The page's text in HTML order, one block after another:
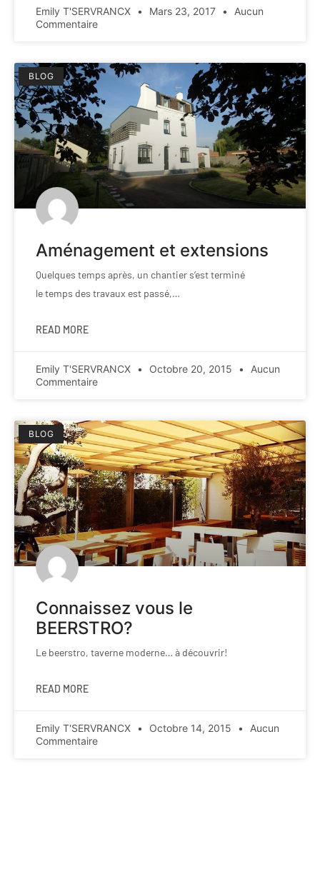
Emily T'SERVRANCX Mars 23, 2017
Aucun
Commentaire
BLOG
Aménagement et extensions
Quelques temps après, un chantier s’est terminé
le temps des travaux est passé,…
READ MORE
Emily T'SERVRANCX Octobre 20, 2015
Aucun
Commentaire
BLOG
Connaissez vous le
BEERSTRO?
Le beerstro, taverne moderne… à découvrir!
READ MORE
Emily T'SERVRANCX Octobre 14, 2015
Aucun
Commentaire